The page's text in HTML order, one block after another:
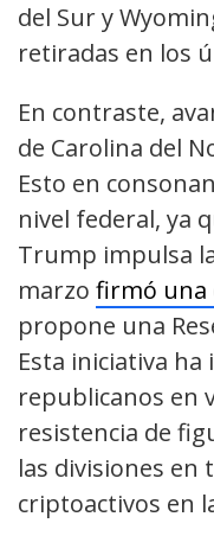
del Sur y
retiradas en los
En contraste,
de Carolina del
Esto en
nivel federal, ya
Trump impulsa
marzo firmó una
propone una
Esta iniciativa
republicanos en
resistencia de
las divisiones en
criptoactivos en